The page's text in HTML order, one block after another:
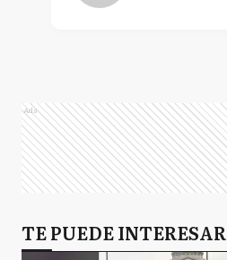
Ads
TE PUEDE INTERESAR